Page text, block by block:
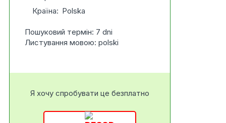
Країна: Polska
Пошуковий термін: 7 dni
Листування мовою: polski
Я хочу спробувати це безплатно